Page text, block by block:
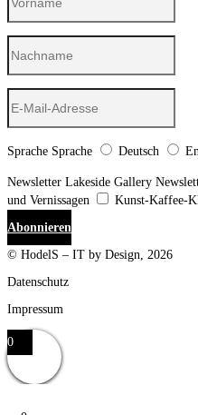
Sprache Sprache Deutsch
Newsletter Lakeside Gallery
und Vernissagen
Kunst-Kaffee-
Abonnieren
© HodelS – IT by Design, 2026
Datenschutz
Impressum
0